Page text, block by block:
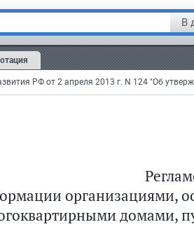
В
в сфере управления
РФ 19 июня 2013 г.
организациями,
домами,